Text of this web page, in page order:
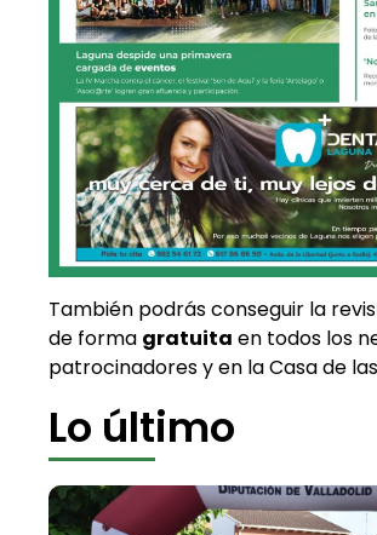
También podrás conseguir la
de forma gratuita en todos los
patrocinadores y en la Casa de
Lo último